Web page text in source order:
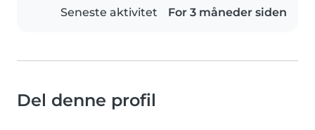
Seneste aktivitet For 3 måneder siden
Del denne profil